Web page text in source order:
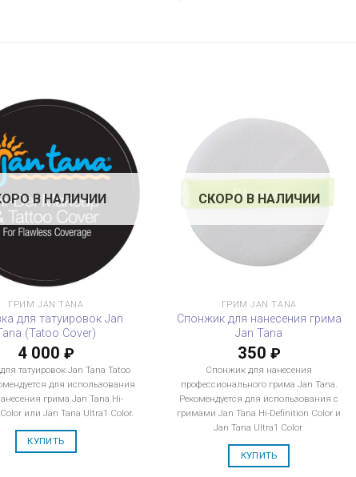
В НАЛИЧИИ
ГРИМ JAN TANA
для татуировок Jan
(Tatoo Cover)
4 000 ₽
татуировок Jan Tana Tatoo
для использования
грима Jan Tana Hi-
или Jan Tana Ultra1 Color.
КУПИТЬ
СКОРО В НАЛИЧИИ
ГРИМ JAN TANA
Спонжик для нанесения грима
Jan Tana
350 ₽
Спонжик для нанесения
профессионального грима Jan Tana.
Рекомендуется для использования с
гримами Jan Tana Hi-Definition Color и
Jan Tana Ultra1 Color.
КУПИТЬ